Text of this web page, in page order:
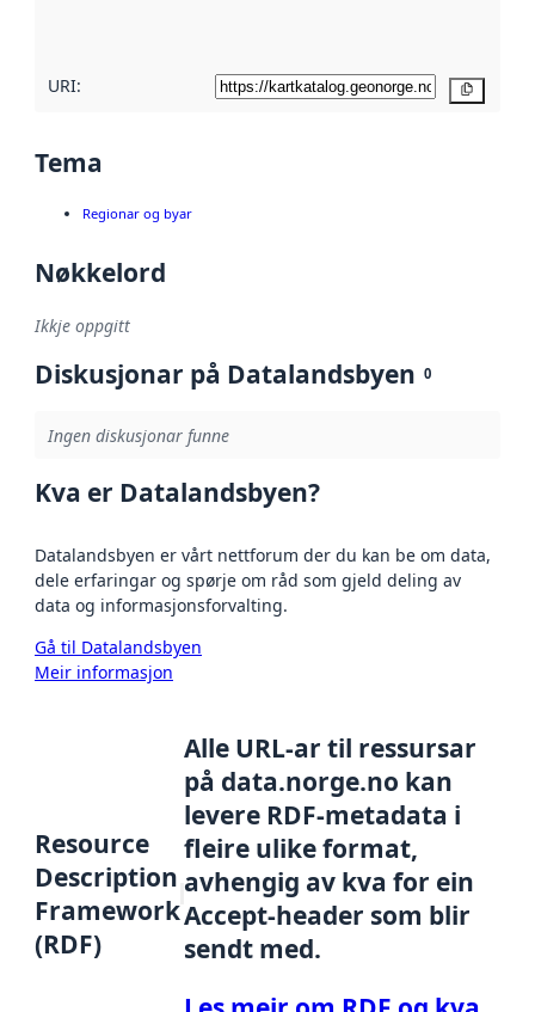
URI:
Tema
Regionar og byar
Nøkkelord
Ikkje oppgitt
Diskusjonar på Datalandsbyen 0
Ingen diskusjonar funne
Kva er Datalandsbyen?
Datalandsbyen er vårt nettforum der du kan be om data,
dele erfaringar og spørje om råd som gjeld deling av
data og informasjonsforvalting.
Gå til Datalandsbyen
Meir informasjon
Resource
Description
Framework
(RDF)
Alle URL-ar til ressursar
på data.norge.no kan
levere RDF-metadata i
fleire ulike format,
avhengig av kva for ein
Accept-header som blir
sendt med.